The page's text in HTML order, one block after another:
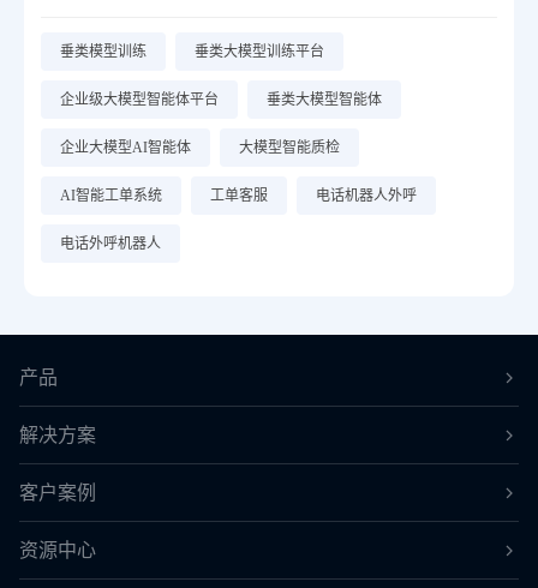
垂类模型训练 垂类大模型训练平台
企业级大模型智能体平台 垂类大模型智能体
企业大模型AI智能体 大模型智能质检
AI智能工单系统 工单客服 电话机器人外呼
电话外呼机器人
产品
解决方案
客户案例
资源中心